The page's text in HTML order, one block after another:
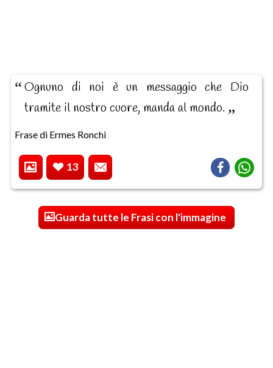
Ognuno di noi è un messaggio che Dio
tramite il nostro cuore, manda al mondo.
Frase di Ermes Ronchi
13
Guarda tutte le Frasi con l'immagine